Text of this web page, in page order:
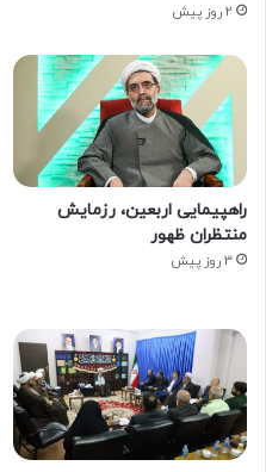
2 روز پیش
راهپیمایی اربعین، رزمایش
منتظران ظهور
3 روز پیش